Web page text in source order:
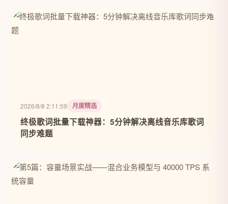
2026/8/8 2:11:59 月度精选
终极歌词批量下载神器：5分钟解决离线音乐库歌词
同步难题